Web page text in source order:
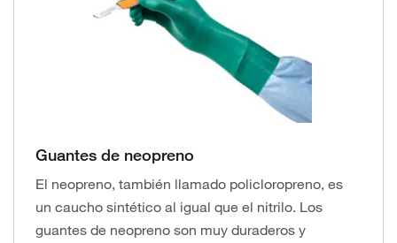
Guantes de neopreno
El neopreno, también llamado policloropreno, es
un caucho sintético al igual que el nitrilo. Los
guantes de neopreno son muy duraderos y